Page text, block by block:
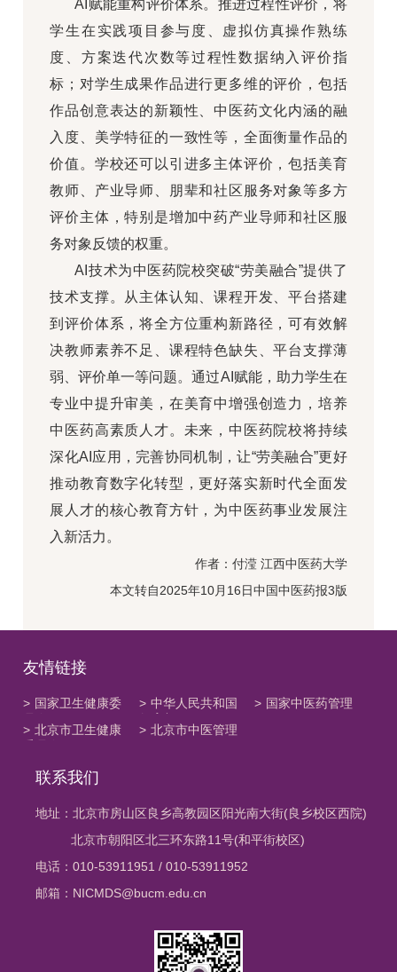
AI赋能重构评价体系。推进过程性评价，将
学生在实践项目参与度、虚拟仿真操作熟练
度、方案迭代次数等过程性数据纳入评价指
标；对学生成果作品进行更多维的评价，包括
作品创意表达的新颖性、中医药文化内涵的融
入度、美学特征的一致性等，全面衡量作品的
价值。学校还可以引进多主体评价，包括美育
教师、产业导师、朋辈和社区服务对象等多方
评价主体，特别是增加中药产业导师和社区服
务对象反馈的权重。
AI技术为中医药院校突破“劳美融合”提供了
技术支撑。从主体认知、课程开发、平台搭建
到评价体系，将全方位重构新路径，可有效解
决教师素养不足、课程特色缺失、平台支撑薄
弱、评价单一等问题。通过AI赋能，助力学生在
专业中提升审美，在美育中增强创造力，培养
中医药高素质人才。未来，中医药院校将持续
深化AI应用，完善协同机制，让“劳美融合”更好
推动教育数字化转型，更好落实新时代全面发
展人才的核心教育方针，为中医药事业发展注
入新活力。
作者：付滢 江西中医药大学
本文转自2025年10月16日中国中医药报3版
友情链接
> 国家卫生健康委
> 中华人民共和国
> 国家中医药管理
> 北京市卫生健康
> 北京市中医管理
联系我们
地址：北京市房山区良乡高教园区阳光南大街(良乡校区西院)
北京市朝阳区北三环东路11号(和平街校区)
电话：010-53911951 / 010-53911952
邮箱：NICMDS@bucm.edu.cn